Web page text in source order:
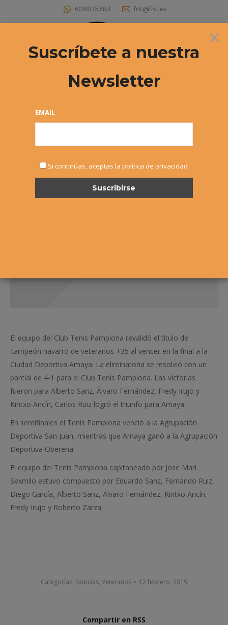
608875383 fnt@fnt.es
Buscar:
Campeonato Navarro por equipos +35
El equipo del Club Tenis Pamplona revalidó el título de
campeón navarro de veteranos +35 al vencer en la final a la
Ciudad Deportiva Amaya. La eliminatoria se resolvió con un
parcial de 4-1 para el Club Tenis Pamplona. Las victorias
fueron para Alberto Sanz, Álvaro Fernández, Fredy Irujo y
Kintxo Ancín, Carlos Ruiz logró el triunfo para Amaya.
En semifinales el Tenis Pamplona venció a la Agrupación
Deportiva San Juan, mientras que Amaya ganó a la Agrupación
Deportiva Oberena.
El equipo del Tenis Pamplona capitaneado por Jose Mari
Sexmilo estuvo compuesto por Eduardo Sanz, Fernando Ruiz,
Diego García, Alberto Sanz, Álvaro Fernández, Kintxo Ancín,
Fredy Irujo y Roberto Zarza.
Categorías: Noticias, Veteranos 12 febrero, 2019
Compartir en RSS
×
Suscríbete a nuestra
Newsletter
EMAIL
Si continúas, aceptas la política de privacidad